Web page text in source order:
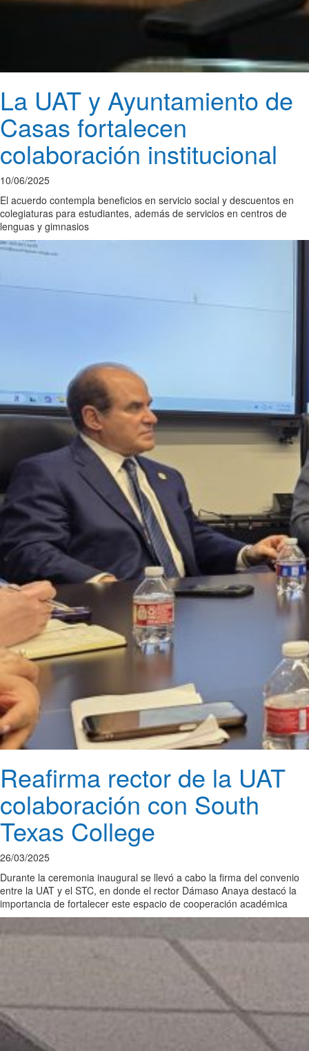
La UAT y Ayuntamiento de
Casas fortalecen
colaboración institucional
10/06/2025
El acuerdo contempla beneficios en servicio social y descuentos en
colegiaturas para estudiantes, además de servicios en centros de
lenguas y gimnasios
Reafirma rector de la UAT
colaboración con South
Texas College
26/03/2025
Durante la ceremonia inaugural se llevó a cabo la firma del convenio
entre la UAT y el STC, en donde el rector Dámaso Anaya destacó la
importancia de fortalecer este espacio de cooperación académica